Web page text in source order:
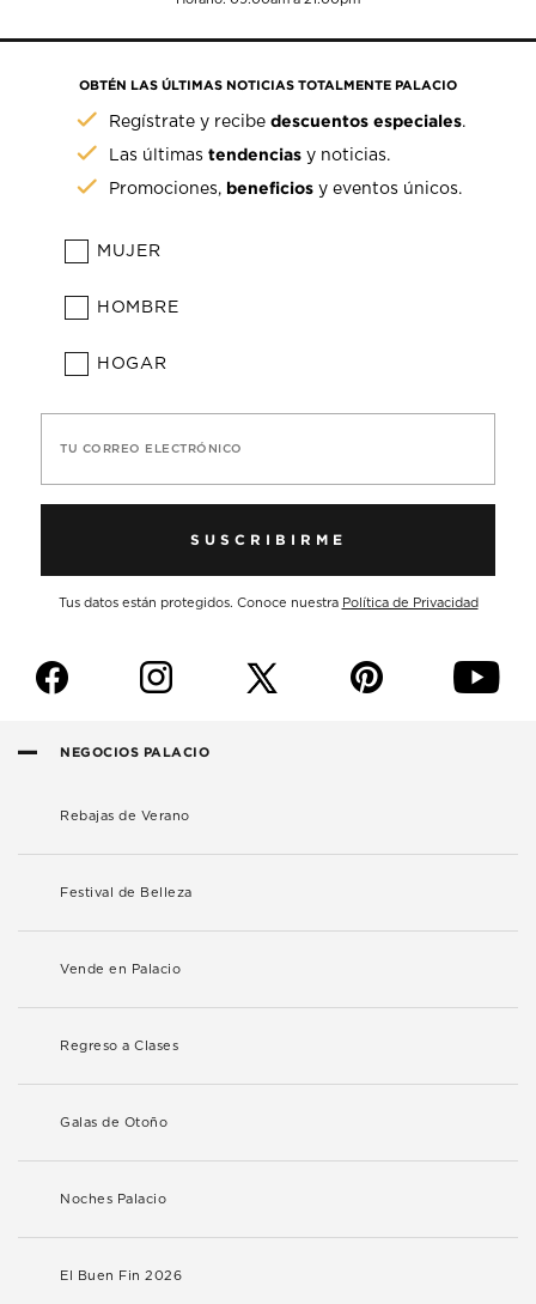
OBTÉN LAS ÚLTIMAS NOTICIAS TOTALMENTE PALACIO
Regístrate y recibedescuentos especiales.
Las últimastendencias y noticias.
Promociones, beneficios y eventos únicos.
MUJER
HOMBRE
HOGAR
TU CORREO ELECTRÓNICO
SUSCRIBIRME
Tus datos están protegidos. Conoce nuestra Política de Privacidad
f i p y
NEGOCIOS PALACIO
Rebajas de Verano
Festival de Belleza
Vende en Palacio
Regreso a Clases
Galas de Otoño
Noches Palacio
El Buen Fin 2026